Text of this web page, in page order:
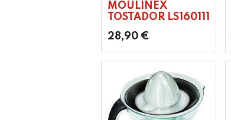
MOULINEX
TOSTADOR LS160111
28,90 €